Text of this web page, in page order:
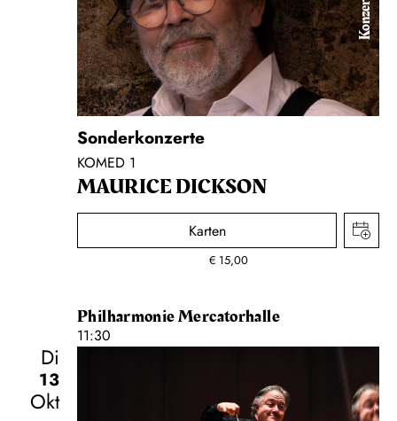
Konzert
Sonderkonzerte
KOMED 1
MAURICE DICKSON
Karten
€ 15,00
Philharmonie Mercatorhalle
11:30
Di
13
Okt